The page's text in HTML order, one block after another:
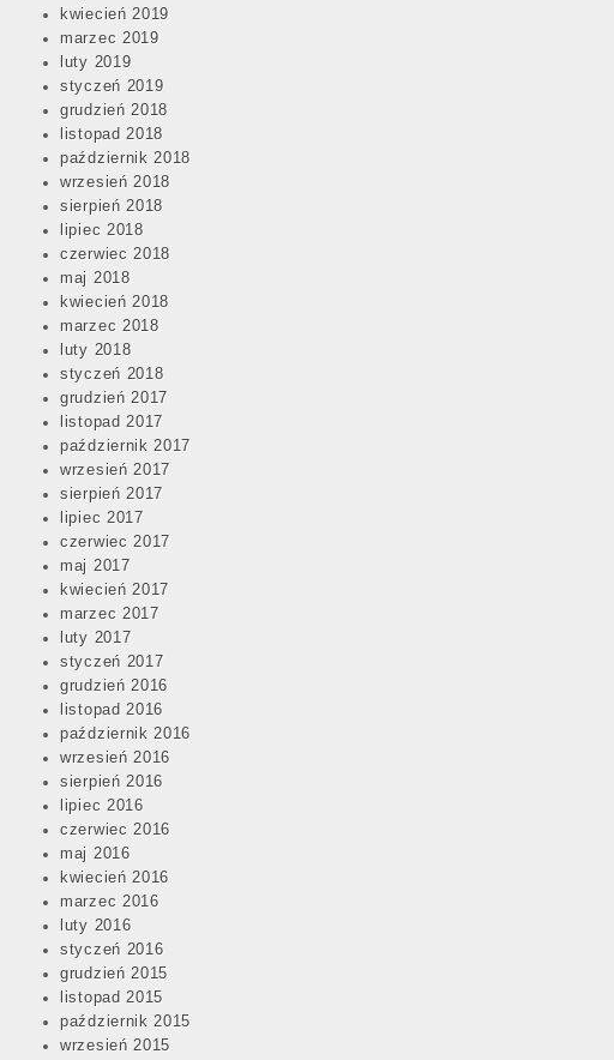
kwiecień 2019
marzec 2019
luty 2019
styczeń 2019
grudzień 2018
listopad 2018
październik 2018
wrzesień 2018
sierpień 2018
lipiec 2018
czerwiec 2018
maj 2018
kwiecień 2018
marzec 2018
luty 2018
styczeń 2018
grudzień 2017
listopad 2017
październik 2017
wrzesień 2017
sierpień 2017
lipiec 2017
czerwiec 2017
maj 2017
kwiecień 2017
marzec 2017
luty 2017
styczeń 2017
grudzień 2016
listopad 2016
październik 2016
wrzesień 2016
sierpień 2016
lipiec 2016
czerwiec 2016
maj 2016
kwiecień 2016
marzec 2016
luty 2016
styczeń 2016
grudzień 2015
listopad 2015
październik 2015
wrzesień 2015